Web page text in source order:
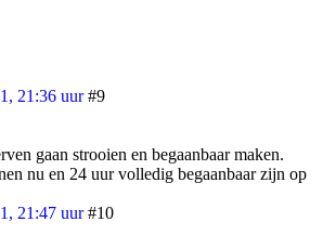
21:36 uur #9
gaan strooien en begaanbaar maken.
nu en 24 uur volledig begaanbaar zijn op
21:47 uur #10